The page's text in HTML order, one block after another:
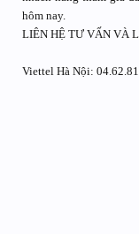
hôm nay.
LIÊN HỆ TƯ VẤN VÀ
Viettel Hà Nội: